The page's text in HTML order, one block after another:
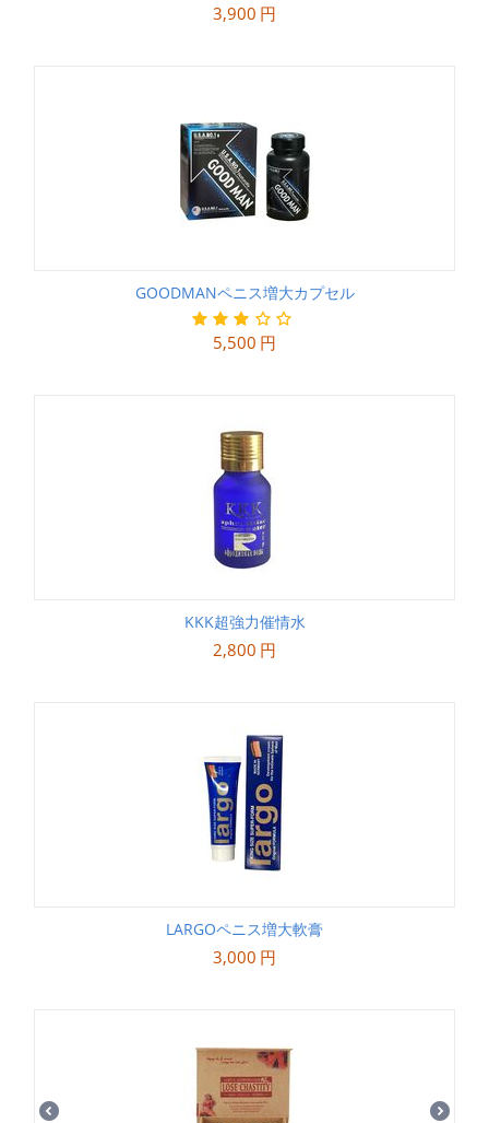
3,900 円
GOODMANペニス増大カプセル
5,500 円
KKK超強力催情水
2,800 円
LARGOペニス増大軟膏
3,000 円